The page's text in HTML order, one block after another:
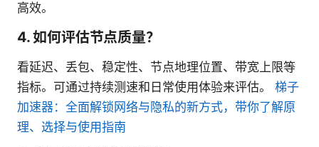
高效。
4. 如何评估节点质量？
看延迟、丢包、稳定性、节点地理位置、带宽上限等
指标。可通过持续测速和日常使用体验来评估。 梯子
加速器：全面解锁网络与隐私的新方式，带你了解原
理、选择与使用指南